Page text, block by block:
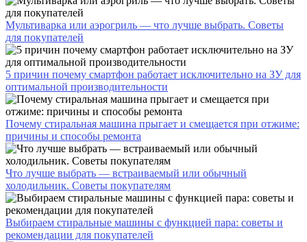
Мультиварка или аэрогриль — что лучше выбрать. Советы
для покупателей
5 причин почему смартфон работает исключительно на ЗУ для
оптимальной производительности
Почему стиральная машина прыгает и смещается при отжиме:
причины и способы ремонта
Что лучше выбрать — встраиваемый или обычный
холодильник. Советы покупателям
Выбираем стиральные машины с функцией пара: советы и
рекомендации для покупателей